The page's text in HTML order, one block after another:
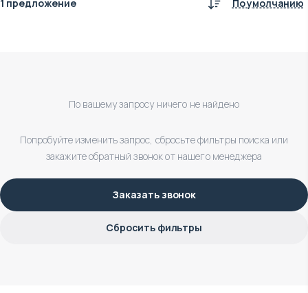
1 предложение По умолчанию
По вашему запросу ничего не найдено
Попробуйте изменить запрос, сбросьте фильтры поиска или
закажите обратный звонок от нашего менеджера
Заказать звонок
Сбросить фильтры